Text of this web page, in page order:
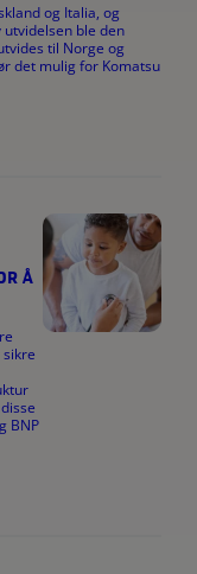
og Italia, og
ble den
til Norge og
det mulig for Komatsu
Å
BNP